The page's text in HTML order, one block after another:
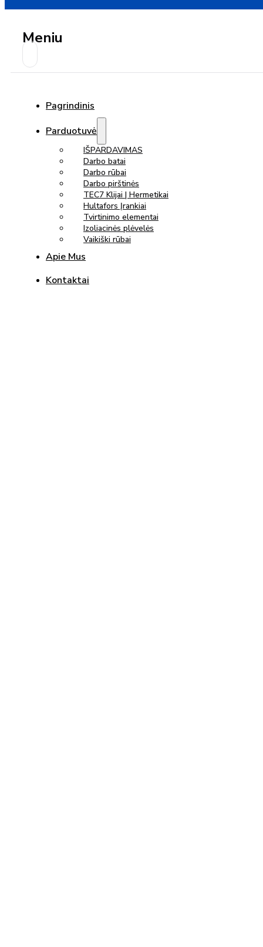
Meniu
Pagrindinis
Parduotuvė
IŠPARDAVIMAS
Darbo batai
Darbo rūbai
Darbo pirštinės
TEC7 Klijai | Hermetikai
Hultafors Įrankiai
Tvirtinimo elementai
Izoliacinės plėvelės
Vaikiški rūbai
Apie Mus
Kontaktai